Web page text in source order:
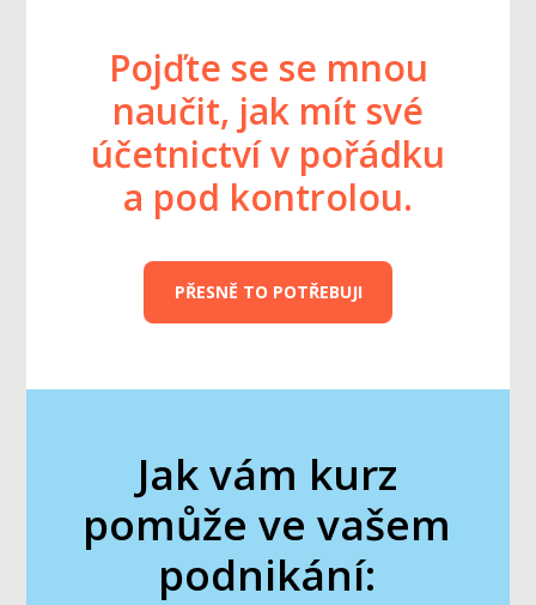
Pojďte se se mnou
naučit, jak mít své
účetnictví v pořádku
a pod kontrolou.
PŘESNĚ TO POTŘEBUJI
Jak vám kurz
pomůže ve vašem
podnikání: